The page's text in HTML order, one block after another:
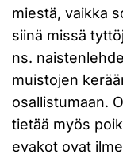
miestä, vaikka
siinä missä
ns.
muistojen
osallistumaan.
tietää myös
evakot ovat